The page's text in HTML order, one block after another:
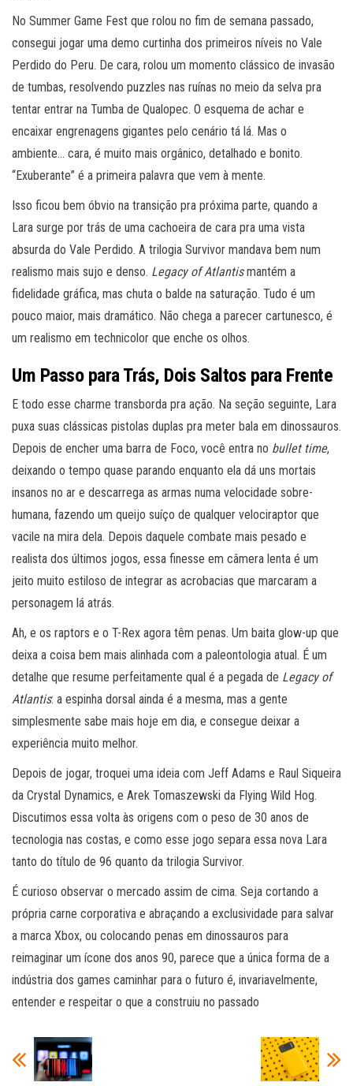
No Summer Game Fest que rolou no fim de semana passado,
consegui jogar uma demo curtinha dos primeiros níveis no Vale
Perdido do Peru. De cara, rolou um momento clássico de invasão
de tumbas, resolvendo puzzles nas ruínas no meio da selva pra
tentar entrar na Tumba de Qualopec. O esquema de achar e
encaixar engrenagens gigantes pelo cenário tá lá. Mas o
ambiente… cara, é muito mais orgânico, detalhado e bonito.
“Exuberante” é a primeira palavra que vem à mente.
Isso ficou bem óbvio na transição pra próxima parte, quando a
Lara surge por trás de uma cachoeira de cara pra uma vista
absurda do Vale Perdido. A trilogia Survivor mandava bem num
realismo mais sujo e denso. Legacy of Atlantismantém a
fidelidade gráfica, mas chuta o balde na saturação. Tudo é um
pouco maior, mais dramático. Não chega a parecer cartunesco, é
um realismo em technicolor que enche os olhos.
Um Passo para Trás, Dois Saltos para Frente
E todo esse charme transborda pra ação. Na seção seguinte, Lara
puxa suas clássicas pistolas duplas pra meter bala em dinossauros.
Depois de encher uma barra de Foco, você entra no bullet time,
deixando o tempo quase parando enquanto ela dá uns mortais
insanos no ar e descarrega as armas numa velocidade sobre-
humana, fazendo um queijo suíço de qualquer velociraptor que
vacile na mira dela. Depois daquele combate mais pesado e
realista dos últimos jogos, essa finesse em câmera lenta é um
jeito muito estiloso de integrar as acrobacias que marcaram a
personagem lá atrás.
Ah, e os raptors e o T-Rex agora têm penas. Um baita glow-up que
deixa a coisa bem mais alinhada com a paleontologia atual. É um
detalhe que resume perfeitamente qual é a pegada de Legacy of
Atlantis: a espinha dorsal ainda é a mesma, mas a gente
simplesmente sabe mais hoje em dia, e consegue deixar a
experiência muito melhor.
Depois de jogar, troquei uma ideia com Jeff Adams e Raul Siqueira
da Crystal Dynamics, e Arek Tomaszewski da Flying Wild Hog.
Discutimos essa volta às origens com o peso de 30 anos de
tecnologia nas costas, e como esse jogo separa essa nova Lara
tanto do título de 96 quanto da trilogia Survivor.
É curioso observar o mercado assim de cima. Seja cortando a
própria carne corporativa e abraçando a exclusividade para salvar
a marca Xbox, ou colocando penas em dinossauros para
reimaginar um ícone dos anos 90, parece que a única forma de a
indústria dos games caminhar para o futuro é, invariavelmente,
entender e respeitar o que a construiu no passado